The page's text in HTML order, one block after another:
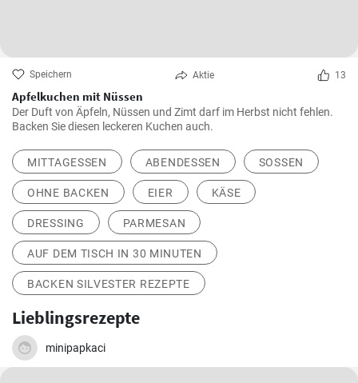
Speichern Aktie 13
Apfelkuchen mit Nüssen
Der Duft von Äpfeln, Nüssen und Zimt darf im Herbst nicht fehlen.
Backen Sie diesen leckeren Kuchen auch.
MITTAGESSEN ABENDESSEN SOSSEN
OHNE BACKEN EIER KÄSE
DRESSING PARMESAN
AUF DEM TISCH IN 30 MINUTEN
BACKEN SILVESTER REZEPTE
Lieblingsrezepte
minipapkaci